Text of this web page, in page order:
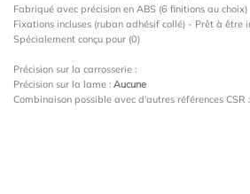
Fabriqué avec précision en ABS (6 finitions au choix)
Fixations incluses (ruban adhésif collé) - Prêt à être
Spécialement conçu pour (0)
Précision sur la carrosserie :
Précision sur la lame : Aucune
Combinaison possible avec d'autres références CSR :